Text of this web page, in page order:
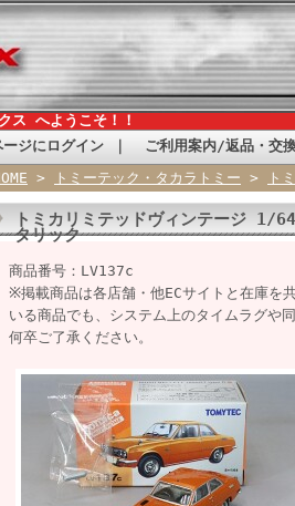
ス へようこそ！！
ージにログイン ご利用案内/返品・交
> トミーテック・タカラトミー > ト
トミカリミテッドヴィンテージ 1/
タリック
商品番号：LV137c
※掲載商品は各店舗・他ECサイトと在庫を
いる商品でも、システム上のタイムラグや
何卒ご了承ください。